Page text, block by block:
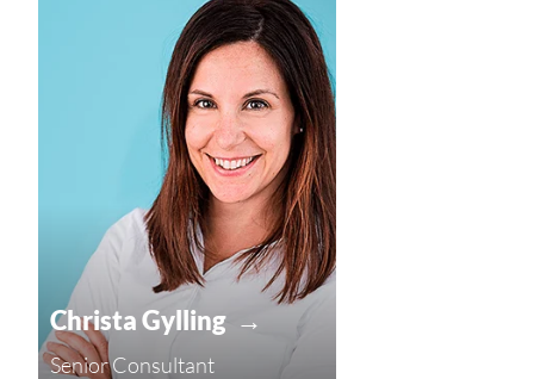
Christa Gylling →
Senior Consultant